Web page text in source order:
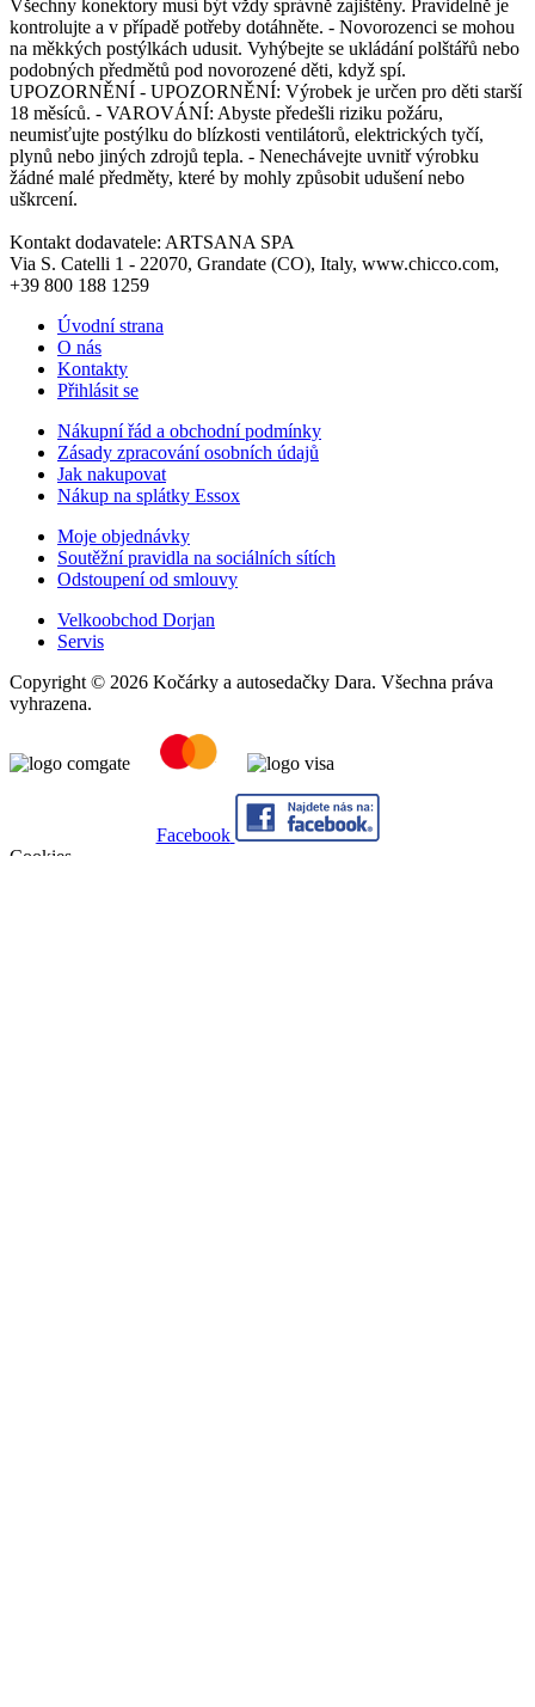
Všechny konektory musí být vždy správně zajištěny. Pravidelně je
kontrolujte a v případě potřeby dotáhněte. - Novorozenci se mohou
na měkkých postýlkách udusit. Vyhýbejte se ukládání polštářů nebo
podobných předmětů pod novorozené děti, když spí.
UPOZORNĚNÍ - UPOZORNĚNÍ: Výrobek je určen pro děti starší
18 měsíců. - VAROVÁNÍ: Abyste předešli riziku požáru,
neumisťujte postýlku do blízkosti ventilátorů, elektrických tyčí,
plynů nebo jiných zdrojů tepla. - Nenechávejte uvnitř výrobku
žádné malé předměty, které by mohly způsobit udušení nebo
uškrcení.
Kontakt dodavatele: ARTSANA SPA
Via S. Catelli 1 - 22070, Grandate (CO), Italy, www.chicco.com,
+39 800 188 1259
Úvodní strana
O nás
Kontakty
Přihlásit se
Nákupní řád a obchodní podmínky
Zásady zpracování osobních údajů
Jak nakupovat
Nákup na splátky Essox
Moje objednávky
Soutěžní pravidla na sociálních sítích
Odstoupení od smlouvy
Velkoobchod Dorjan
Servis
Copyright © 2026 Kočárky a autosedačky Dara. Všechna práva
vyhrazena.
Facebook
Cookies